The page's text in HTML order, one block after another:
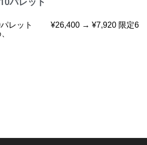
パレット ¥26,400 → ¥7,920 限定6